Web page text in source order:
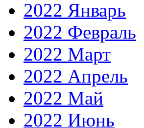
2022 Январь
2022 Февраль
2022 Март
2022 Апрель
2022 Май
2022 Июнь